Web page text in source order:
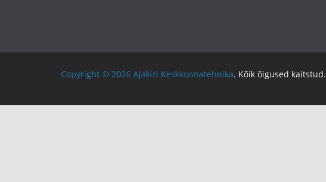
Copyright © 2026 Ajakiri Keskkonnatehnika. Kõik õigused kaitstud.